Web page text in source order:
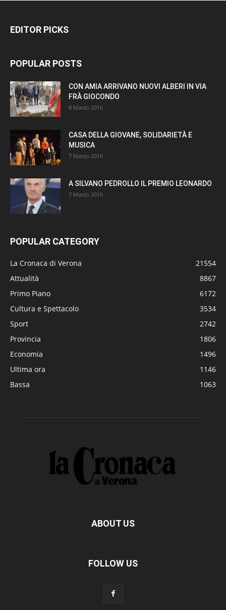
EDITOR PICKS
POPULAR POSTS
CON AMIA ARRIVANO NUOVI ALBERI IN VIA
FRÀ GIOCONDO
8 Marzo 2016
CASA DELLA GIOVANE, SOLIDARIETÀ E
MUSICA
7 Marzo 2016
A SILVANO PEDROLLO IL PREMIO LEONARDO
7 Marzo 2016
POPULAR CATEGORY
La Cronaca di Verona
21554
Attualità
8867
Primo Piano
6172
Cultura e Spettacolo
3534
Sport
2742
Provincia
1806
Economia
1496
Ultima ora
1146
Bassa
1063
ABOUT US
FOLLOW US